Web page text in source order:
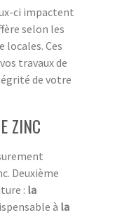
ci impactent
selon les
locales. Ces
travaux de
de votre
ZINC
Deuxième
: la
à la